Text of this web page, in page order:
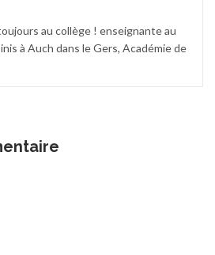
au collège ! enseignante au
à Auch dans le Gers, Académie de